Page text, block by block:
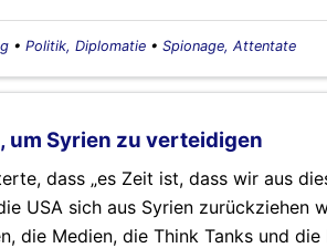
• Politik, Diplomatie • Spionage, Attentate
um Syrien zu verteidigen
dass „es Zeit ist, dass wir aus
USA sich aus Syrien
die Medien, die Think Tanks und